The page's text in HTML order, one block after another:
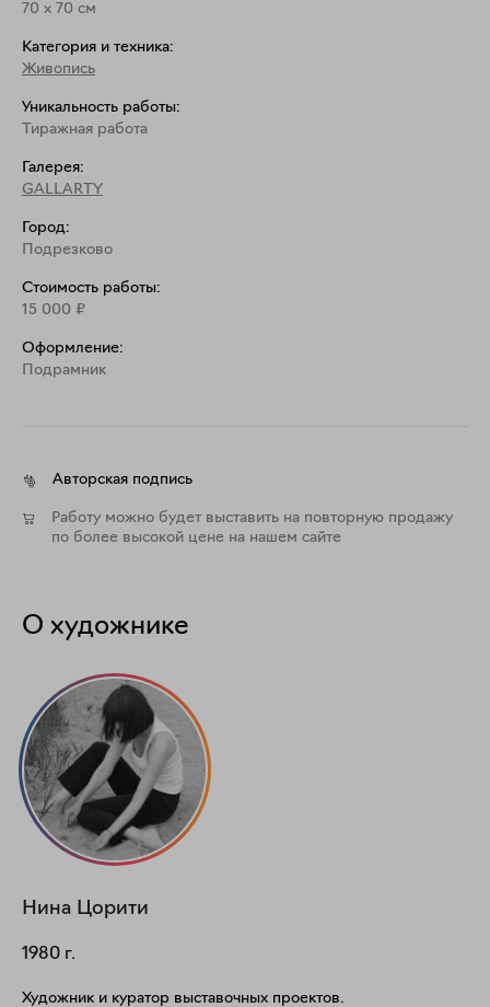
70 x 70 см
Категория и техника:
Живопись
Уникальность работы:
Тиражная работа
Галерея:
GALLARTY
Город:
Подрезково
Стоимость работы:
15 000 ₽
Оформление:
Подрамник
Авторская подпись
Работу можно будет выставить на повторную продажу
по более высокой цене на нашем сайте
О художнике
Нина Цорити
1980 г.
Художник и куратор выставочных проектов.